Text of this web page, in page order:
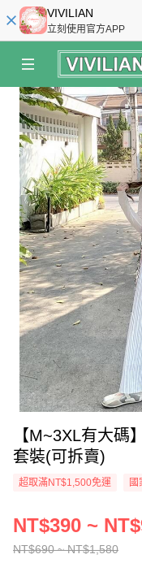
VIVILIAN
立刻使用官方APP
【M~3XL有大碼
套裝(可拆賣)
超取滿NT$1,500免運 國
NT$690 ~ NT$1,580
NT$390 ~